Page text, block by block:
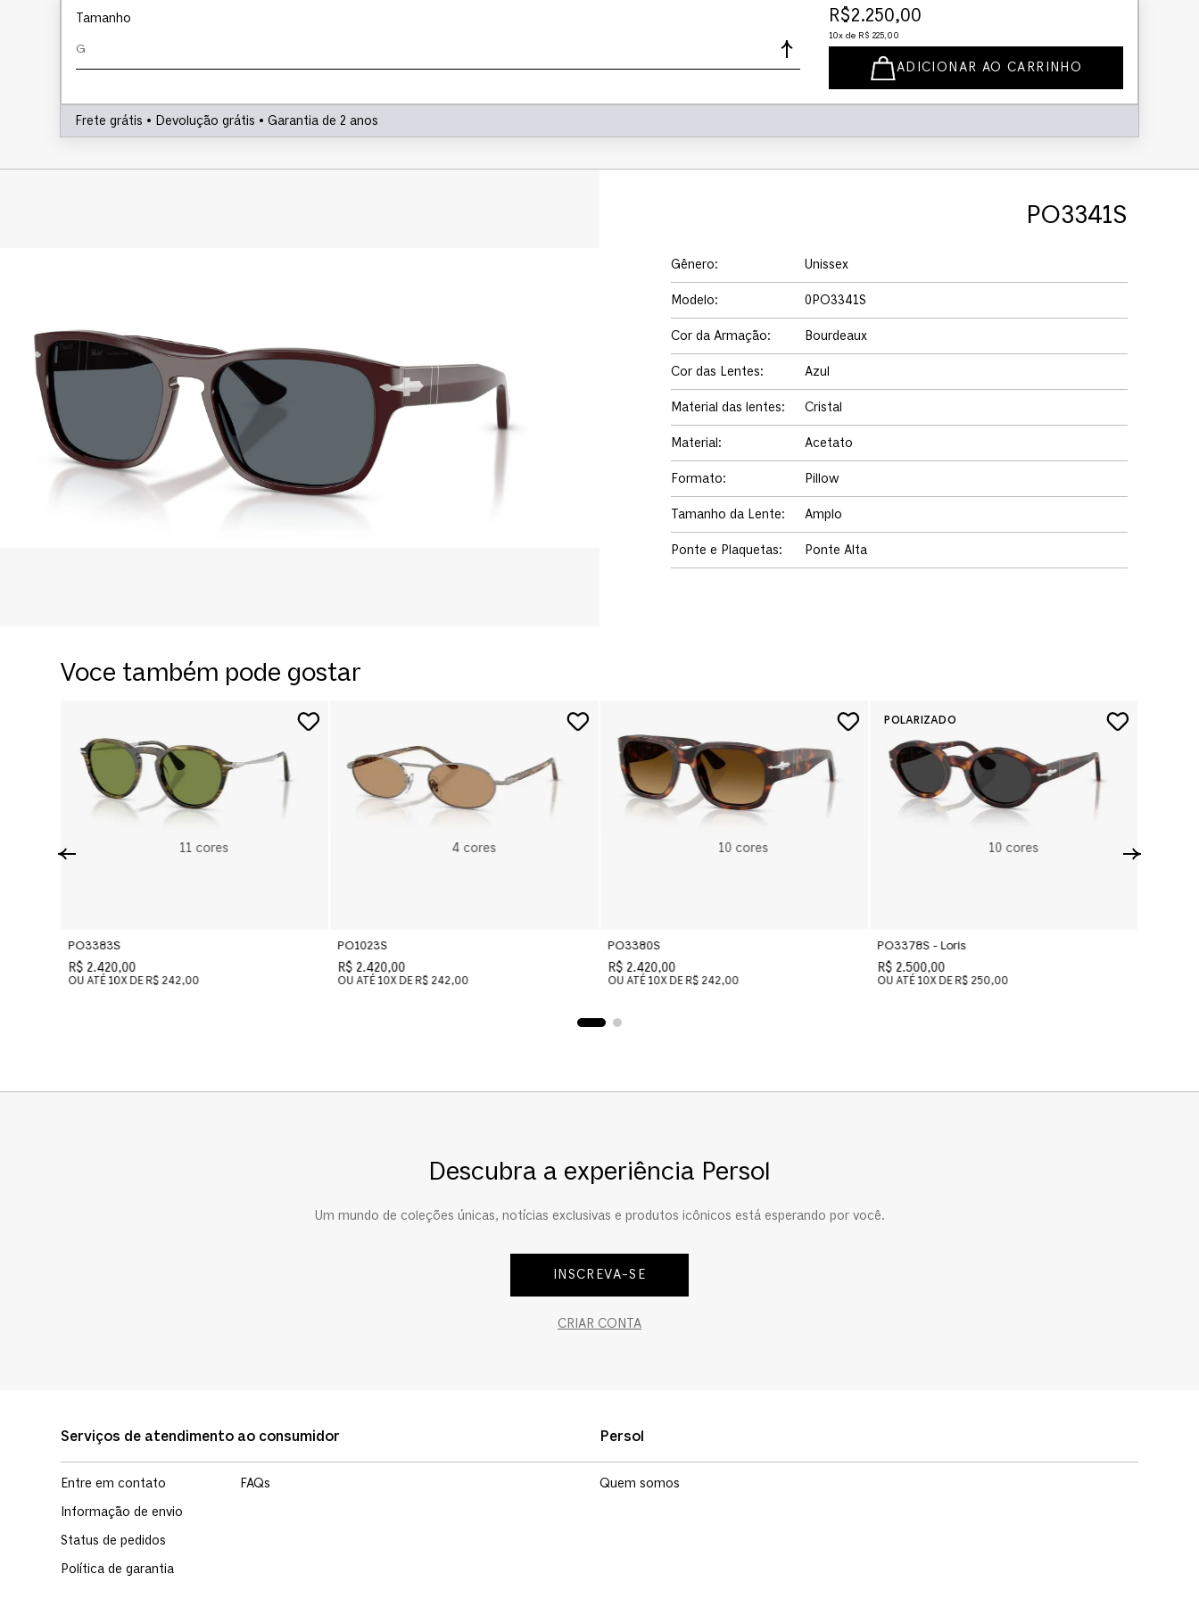
Tamanho
G
R$2.250,00
10x de R$ 225,00
ADICIONAR AO CARRINHO
Frete grátis • Devolução grátis • Garantia de 2 anos
PO3341S
Gênero: Unissex
Modelo: 0PO3341S
Cor da Armação: Bourdeaux
Cor das Lentes: Azul
Material das lentes: Cristal
Material: Acetato
Formato: Pillow
Tamanho da Lente: Amplo
Ponte e Plaquetas: Ponte Alta
Voce também pode gostar
11 cores
PO3383S
R$ 2.420,00
OU ATÉ 10X DE R$ 242,00
4 cores
PO1023S
R$ 2.420,00
OU ATÉ 10X DE R$ 242,00
10 cores
PO3380S
R$ 2.420,00
OU ATÉ 10X DE R$ 242,00
10 cores
PO3378S - Loris
R$ 2.500,00
OU ATÉ 10X DE R$ 250,00
Descubra a experiência Persol
Um mundo de coleções únicas, notícias exclusivas e produtos icônicos está esperando por você.
INSCREVA-SE
CRIAR CONTA
Serviços de atendimento ao consumidor
Entre em contato
Informação de envio
Status de pedidos
Política de garantia
FAQs
Persol
Quem somos